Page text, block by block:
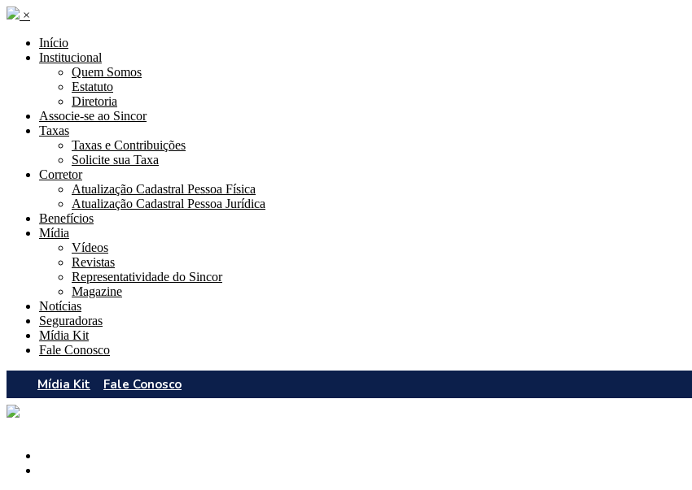
×
Início
Institucional
Quem Somos
Estatuto
Diretoria
Associe-se ao Sincor
Taxas
Taxas e Contribuições
Solicite sua Taxa
Corretor
Atualização Cadastral Pessoa Física
Atualização Cadastral Pessoa Jurídica
Benefícios
Mídia
Vídeos
Revistas
Representatividade do Sincor
Magazine
Notícias
Seguradoras
Mídia Kit
Fale Conosco
Mídia Kit Fale Conosco